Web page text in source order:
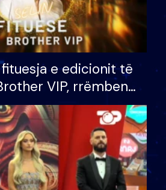
e edicionit të
VIP, rrëmben
prej 100 mijë eurosh